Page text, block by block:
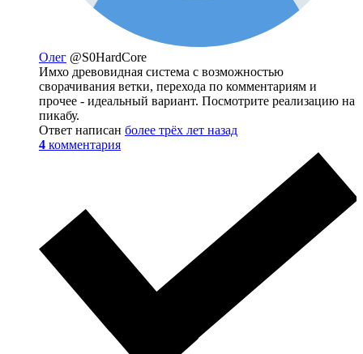
Олег @S0HardCore
Имхо древовидная система с возможностью
сворачивания ветки, перехода по комментариям и
прочее - идеальный вариант. Посмотрите реализацию на
пикабу.
Ответ написан более трёх лет назад
4 комментария